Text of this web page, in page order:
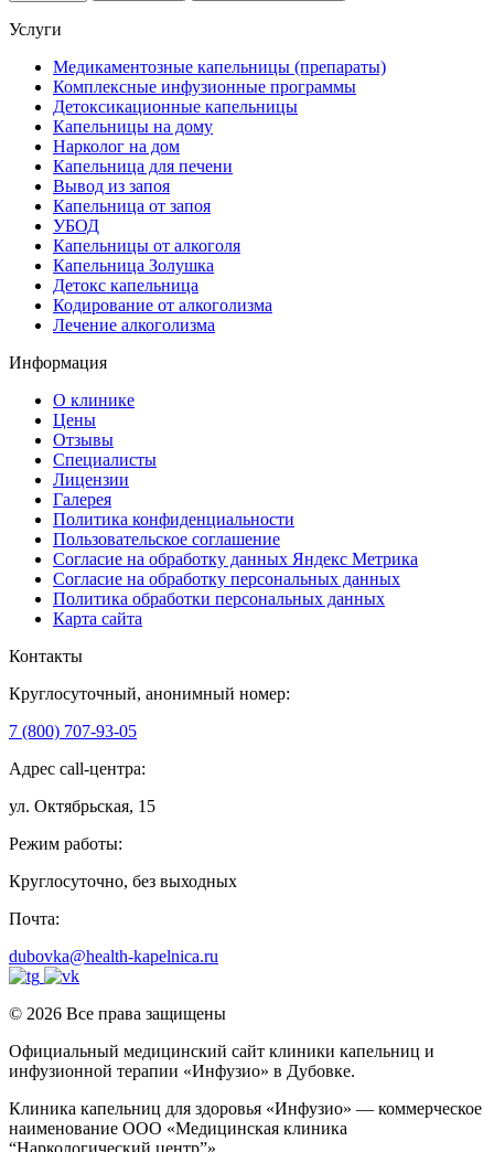
Услуги
Медикаментозные капельницы (препараты)
Комплексные инфузионные программы
Детоксикационные капельницы
Капельницы на дому
Нарколог на дом
Капельница для печени
Вывод из запоя
Капельница от запоя
УБОД
Капельницы от алкоголя
Капельница Золушка
Детокс капельница
Кодирование от алкоголизма
Лечение алкоголизма
Информация
О клинике
Цены
Отзывы
Специалисты
Лицензии
Галерея
Политика конфиденциальности
Пользовательское соглашение
Согласие на обработку данных Яндекс Метрика
Согласие на обработку персональных данных
Политика обработки персональных данных
Карта сайта
Контакты
Круглосуточный, анонимный номер:
7 (800) 707-93-05
Адрес call-центра:
ул. Октябрьская, 15
Режим работы:
Круглосуточно, без выходных
Почта:
dubovka@health-kapelnica.ru
© 2026 Все права защищены
Официальный медицинский сайт клиники капельниц и
инфузионной терапии «Инфузио» в Дубовке.
Клиника капельниц для здоровья «Инфузио» — коммерческое
наименование ООО «Медицинская клиника